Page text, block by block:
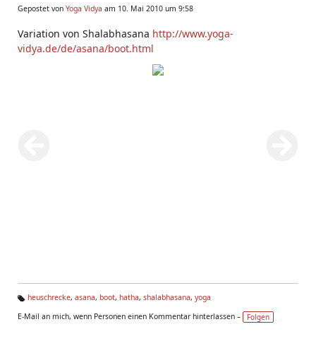
Gepostet von Yoga Vidya am 10. Mai 2010 um 9:58
Variation von Shalabhasana http://www.yoga-
vidya.de/de/asana/boot.html
g
heuschrecke, asana, boot, hatha, shalabhasana, yoga
E-Mail an mich, wenn Personen einen Kommentar hinterlassen –
Folgen